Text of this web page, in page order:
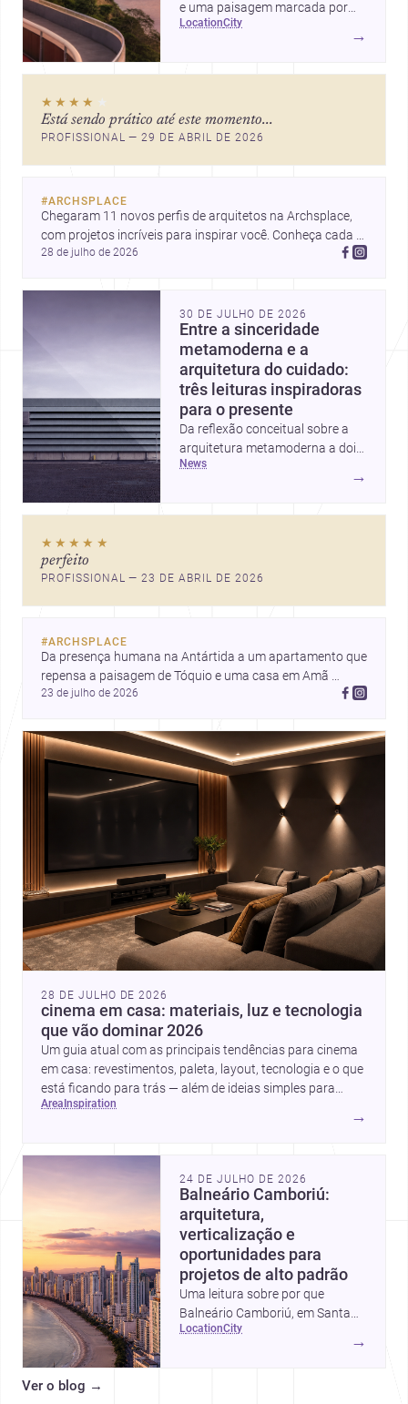
e uma paisagem marcada por
ícones como o Museu de Arte
mercado interessante para quem
quer construir, reformar ou
location city
→
★★★★ ★
Está sendo prático até este momento...
PROFISSIONAL — 29 DE ABRIL DE 2026
#ARCHSPLACE
Chegaram 11 novos perfis de arquitetos na Archsplace,
com projetos incríveis para inspirar você. Conheça cada
perfil e descubra novas ideias para seus próximos
28 de julho de 2026
30 DE JULHO DE 2026
Entre a sinceridade
metamoderna e a
arquitetura do cuidado:
três leituras inspiradoras
para o presente
Da reflexão conceitual sobre a
arquitetura metamoderna a dois
projetos que colocam escala
humana, bem-estar e experiência
pensar forma, uso e emoção
news
→
★★★★★
perfeito
PROFISSIONAL — 23 DE ABRIL DE 2026
#ARCHSPLACE
Da presença humana na Antártida a um apartamento que
repensa a paisagem de Tóquio e uma casa em Amã
integrada ao terreno. Descubra mais inspirações, projetos
23 de julho de 2026
28 DE JULHO DE 2026
cinema em casa: materiais, luz e tecnologia
que vão dominar 2026
Um guia atual com as principais tendências para cinema
em casa: revestimentos, paleta, layout, tecnologia e o que
está ficando para trás — além de ideias simples para
atualizar sem reforma completa.
area inspiration
→
24 DE JULHO DE 2026
Balneário Camboriú:
arquitetura,
verticalização e
oportunidades para
projetos de alto padrão
Uma leitura sobre por que
Balneário Camboriú, em Santa
Catarina, virou referência em
location city
→
Ver o blog →